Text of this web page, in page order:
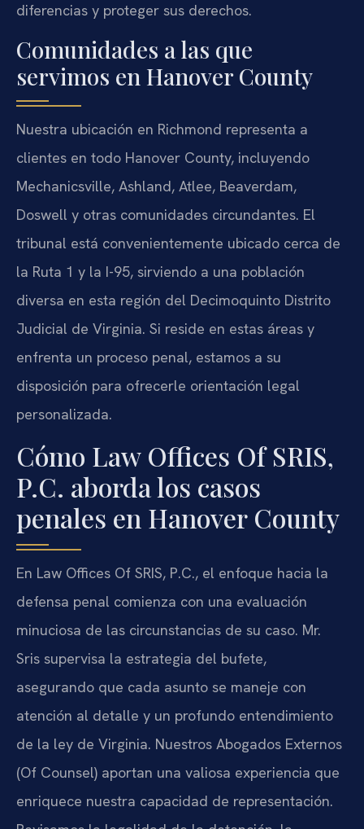
diferencias y proteger sus derechos.
Comunidades a las que
servimos en Hanover County
Nuestra ubicación en Richmond representa a
clientes en todo Hanover County, incluyendo
Mechanicsville, Ashland, Atlee, Beaverdam,
Doswell y otras comunidades circundantes. El
tribunal está convenientemente ubicado cerca de
la Ruta 1 y la I-95, sirviendo a una población
diversa en esta región del Decimoquinto Distrito
Judicial de Virginia. Si reside en estas áreas y
enfrenta un proceso penal, estamos a su
disposición para ofrecerle orientación legal
personalizada.
Cómo Law Offices Of SRIS,
P.C. aborda los casos
penales en Hanover County
En Law Offices Of SRIS, P.C., el enfoque hacia la
defensa penal comienza con una evaluación
minuciosa de las circunstancias de su caso. Mr.
Sris supervisa la estrategia del bufete,
asegurando que cada asunto se maneje con
atención al detalle y un profundo entendimiento
de la ley de Virginia. Nuestros Abogados Externos
(Of Counsel) aportan una valiosa experiencia que
enriquece nuestra capacidad de representación.